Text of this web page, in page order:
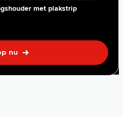
met plakstrip
nu